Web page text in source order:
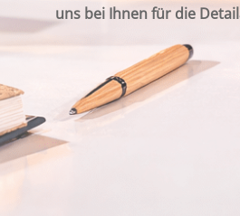
uns bei Ihnen für die